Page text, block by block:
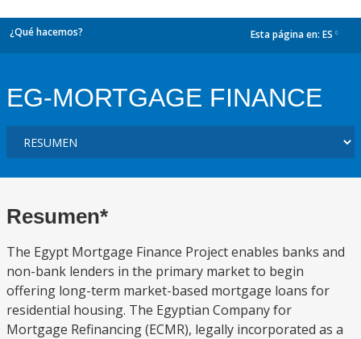
¿Qué hacemos? Esta página en: ES
EG-MORTGAGE FINANCE
Resumen*
The Egypt Mortgage Finance Project enables banks and
non-bank lenders in the primary market to begin
offering long-term market-based mortgage loans for
residential housing. The Egyptian Company for
Mortgage Refinancing (ECMR), legally incorporated as a